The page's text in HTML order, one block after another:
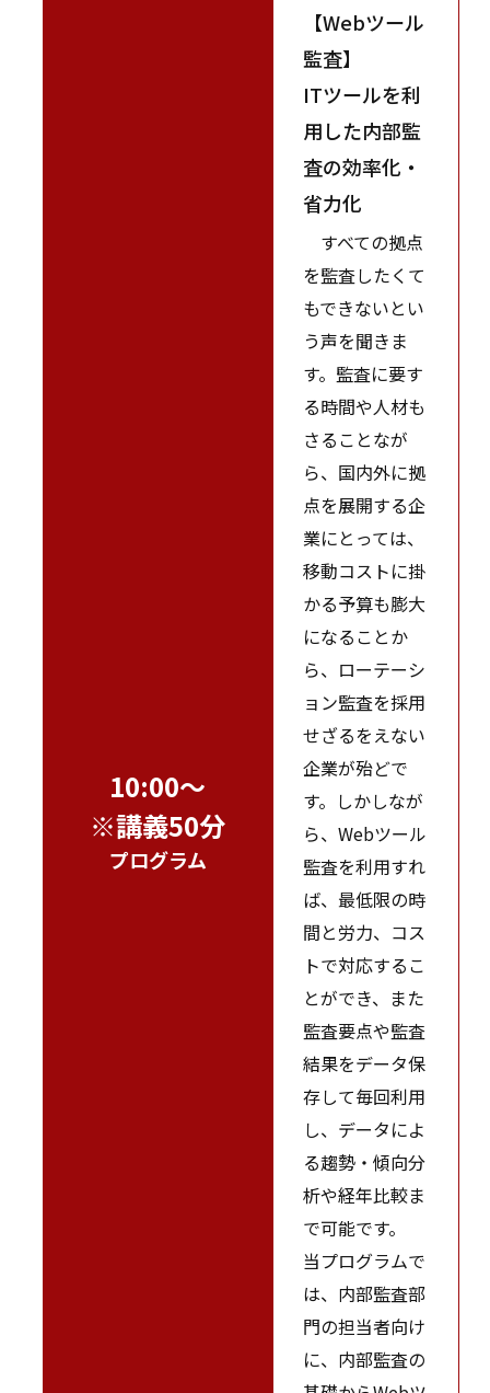
10:00～
※講義50分
プログラム
【Webツール
監査】
ITツールを利
用した内部監
査の効率化・
省力化
すべての拠点
を監査したくて
もできないとい
う声を聞きま
す。監査に要す
る時間や人材も
さることなが
ら、国内外に拠
点を展開する企
業にとっては、
移動コストに掛
かる予算も膨大
になることか
ら、ローテーシ
ョン監査を採用
せざるをえない
企業が殆どで
す。しかしなが
ら、Webツール
監査を利用すれ
ば、最低限の時
間と労力、コス
トで対応するこ
とができ、また
監査要点や監査
結果をデータ保
存して毎回利用
し、データによ
る趨勢・傾向分
析や経年比較ま
で可能です。
当プログラムで
は、内部監査部
門の担当者向け
に、内部監査の